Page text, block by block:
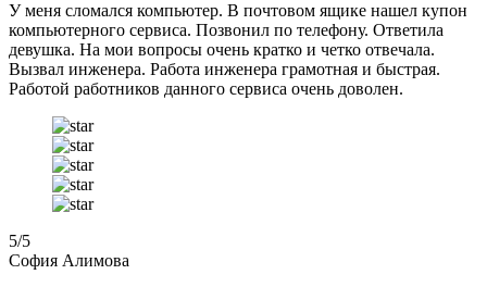
У меня сломался компьютер. В почтовом ящике нашел купон
компьютерного сервиса. Позвонил по телефону. Ответила
девушка. На мои вопросы очень кратко и четко отвечала.
Вызвал инженера. Работа инженера грамотная и быстрая.
Работой работников данного сервиса очень доволен.
5/5
София Алимова